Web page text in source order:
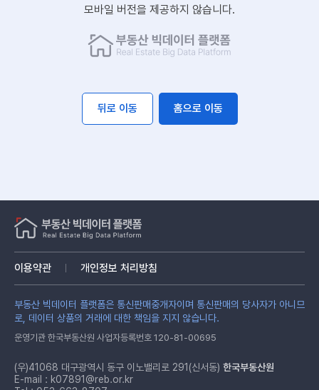
모바일 버전을 제공하지 않습니다.
뒤로 이동 홈으로 이동
이용약관 개인정보 처리방침
부동산 빅데이터 플랫폼은 통신판매중개자이며 통신판매의 당사자가 아니므
로, 데이터 상품의 거래에 대한 책임을 지지 않습니다.
운영기관 한국부동산원 사업자등록번호 120-81-00695
(우)41068 대구광역시 동구 이노밸리로 291(신서동) 한국부동산원
E-mail : k07891@reb.or.kr